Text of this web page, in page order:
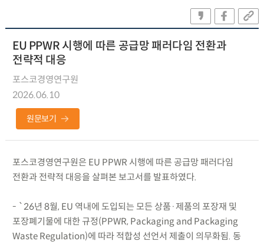
EU PPWR 시행에 따른 공급망 패러다임 전환과
전략적 대응
포스코경영연구원
2026.06.10
원문보기
포스코경영연구원은 EU PPWR 시행에 따른 공급망 패러다임
전환과 전략적 대응을 살펴본 보고서를 발표하였다.
- `26년 8월, EU 역내에 도입되는 모든 상품·제품의 포장재 및
포장폐기물에 대한 규정(PPWR, Packaging and Packaging
Waste Regulation)에 따라 적합성 선언서 제출이 의무화됨. 동